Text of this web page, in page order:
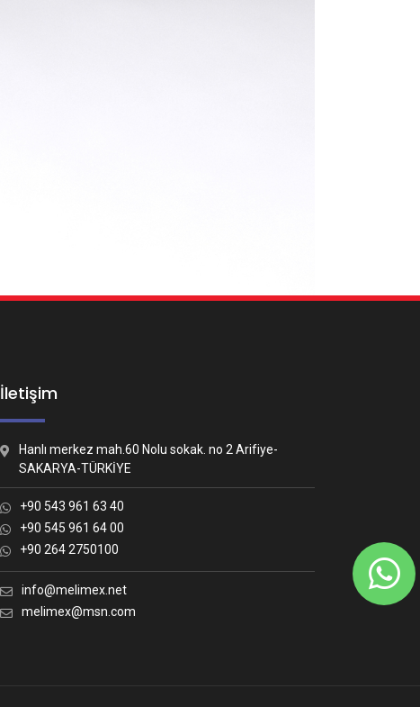
İletişim
Hanlı merkez mah.60 Nolu sokak. no 2 Arifiye-
SAKARYA-TÜRKİYE
+90 543 961 63 40
+90 545 961 64 00
+90 264 2750100
info@melimex.net
melimex@msn.com